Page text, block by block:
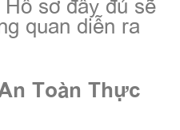
quan diễn ra
Toàn Thực